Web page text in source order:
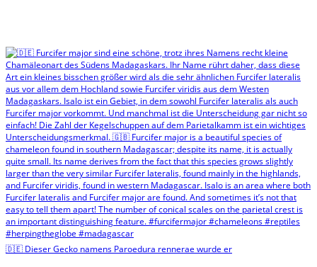
🇩🇪 Dieser Gecko namens Paroedura rennerae wurde er